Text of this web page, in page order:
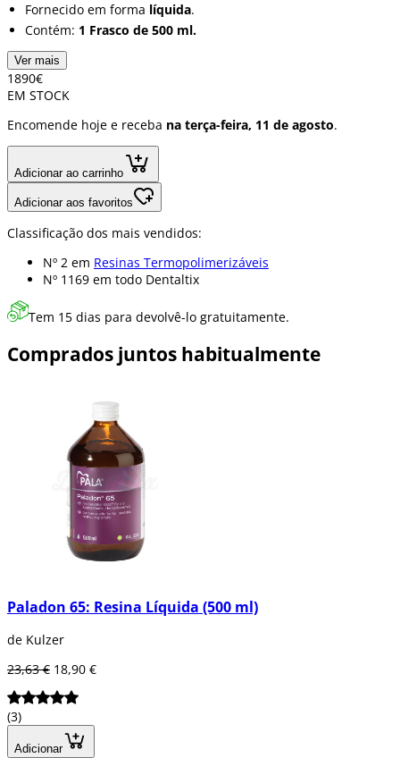
Fornecido em forma líquida.
Contém: 1 Frasco de 500 ml.
Ver mais
1890€
EM STOCK
Encomende hoje e receba na terça-feira, 11 de agosto.
Adicionar ao carrinho
Adicionar aos favoritos
Classificação dos mais vendidos:
Nº 2 em Resinas Termopolimerizáveis
Nº 1169 em todo Dentaltix
Tem 15 dias para devolvê-lo gratuitamente.
Comprados juntos habitualmente
Paladon 65: Resina Líquida (500 ml)
de Kulzer
23,63 € 18,90 €
(3)
Adicionar